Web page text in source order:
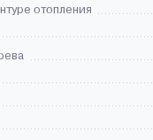
отопления